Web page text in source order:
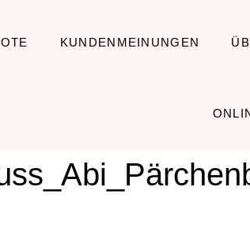
KUNDENMEINUNGEN